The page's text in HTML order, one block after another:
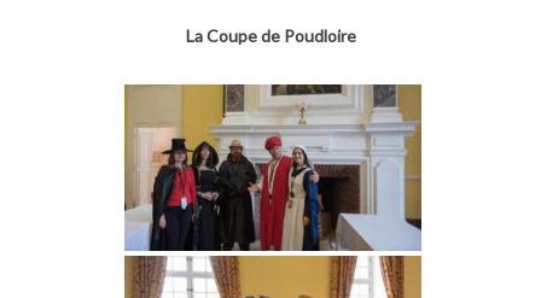
La Coupe de Poudloire